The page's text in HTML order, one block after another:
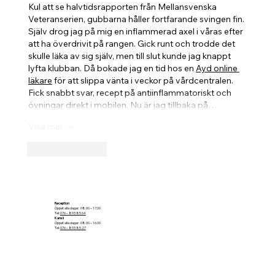
Kul att se halvtidsrapporten från Mellansvenska
Veteranserien, gubbarna håller fortfarande svingen fin.
Själv drog jag på mig en inflammerad axel i våras efter
att ha överdrivit på rangen. Gick runt och trodde det
skulle läka av sig själv, men till slut kunde jag knappt
lyfta klubban. Då bokade jag en tid hos en Ayd online
läkare för att slippa vänta i veckor på vårdcentralen.
Fick snabbt svar, recept på antiinflammatoriskt och
övningar direkt i mobilen. Nu är jag tillbaka på…
Reception
Öppet alla dagar: 08.00 – 17.00
Tel:076 – 893 85 64
Kansli
Öppet alla dagar: 08.00 – 16.00
Tel:076 – 893 85 27